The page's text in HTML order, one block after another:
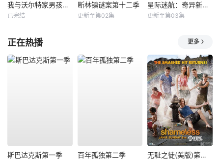
我与沃尔特家男孩的生活第三季
已完结
断林镇谜案第十二季
更新至第02集
星际迷航：奇异新世界第四季
更新至第03集
正在热播 更多
斯巴达克斯第一季 百年孤独第二季 无耻之徒(美版)第二季